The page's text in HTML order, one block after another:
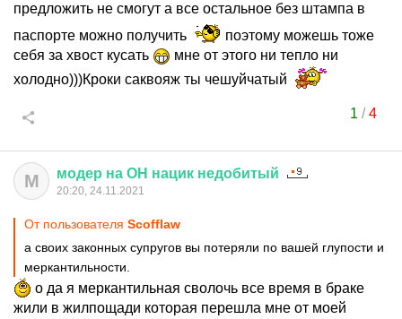
предложить не смогут а все остальное без штампа в
паспорте можно получить
поэтому можешь тоже
себя за хвост кусать
мне от этого ни тепло ни
холодно)))Кроки саквояж ты чешуйчатый
1 /4
М модер на ОН нацик недобитый
20:20, 24.11.2021
От пользователя Scofflaw
а своих законных супругов вы потеряли по вашей глупости и
меркантильности.
о да я меркантильная сволочь все время в браке
жили в жилпощади которая перешла мне от моей